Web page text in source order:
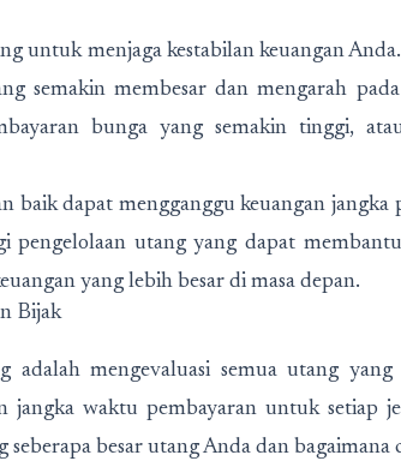
untuk menjaga kestabilan keuangan
semakin membesar dan mengarah
bunga yang semakin tinggi,
baik dapat mengganggu keuangan jangka
utang yang dapat
yang lebih besar di masa depan.
Bijak
adalah mengevaluasi semua utang
jangka waktu pembayaran untuk setiap
besar utang Anda dan bagaimana